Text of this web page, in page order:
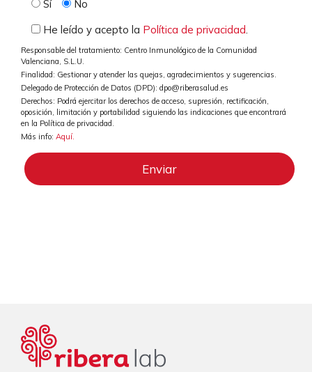
Sí
No
He leído y acepto la Política de privacidad
Responsable del tratamiento: Centro Inmunológico de la Comunidad
Valenciana, S.L.U.
Finalidad: Gestionar y atender las quejas, agradecimientos y sugerencias.
Delegado de Protección de Datos (DPD): dpo@riberasalud.es
Derechos: Podrá ejercitar los derechos de acceso, supresión, rectificación,
oposición, limitación y portabilidad siguiendo las indicaciones que encontrará
en la Política de privacidad.
Más info: Aquí.